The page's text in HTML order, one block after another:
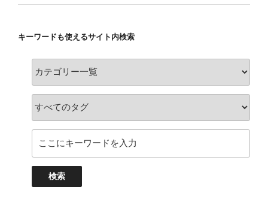
キーワードも使えるサイト内検索